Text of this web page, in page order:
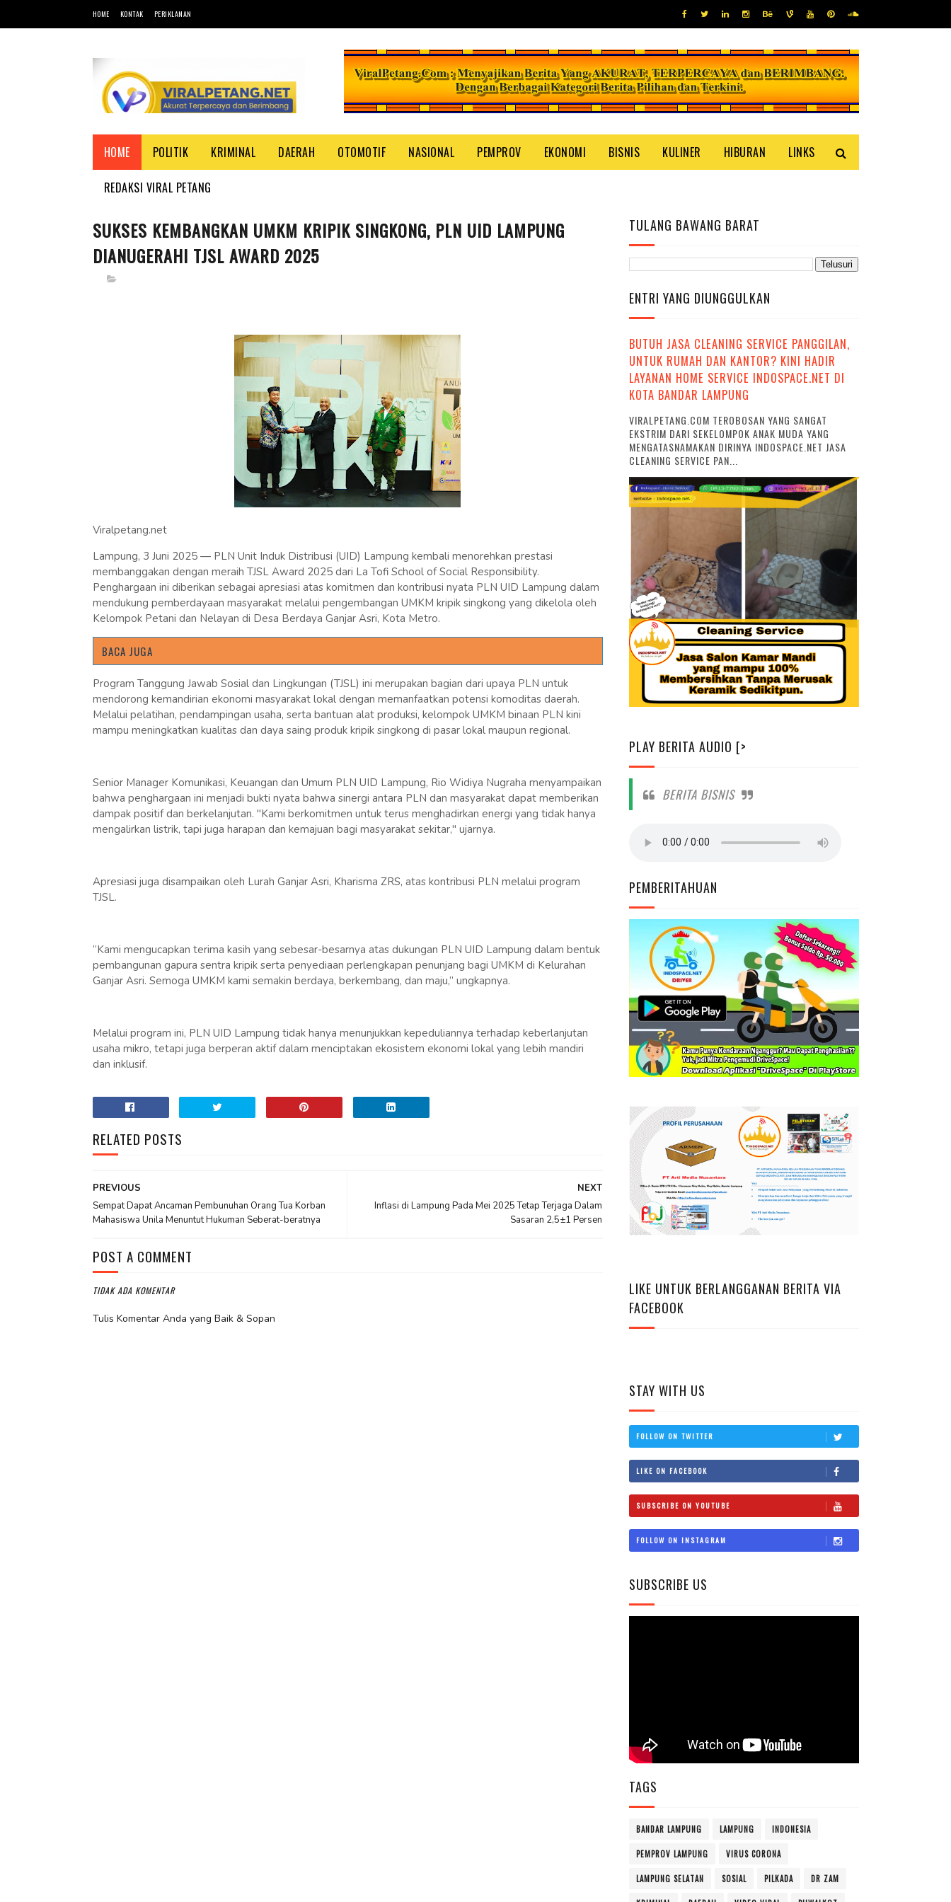
HOME KONTAK PERIKLANAN
HOME POLITIK KRIMINAL DAERAH OTOMOTIF NASIONAL PEMPROV EKONOMI BISNIS KULINER HIBURAN LINKS
REDAKSI VIRAL PETANG
SUKSES KEMBANGKAN UMKM KRIPIK SINGKONG, PLN UID LAMPUNG
DIANUGERAHI TJSL AWARD 2025
Viralpetang.net
Lampung, 3 Juni 2025 — PLN Unit Induk Distribusi (UID) Lampung kembali menorehkan prestasi
membanggakan dengan meraih TJSL Award 2025 dari La Tofi School of Social Responsibility.
Penghargaan ini diberikan sebagai apresiasi atas komitmen dan kontribusi nyata PLN UID Lampung dalam
mendukung pemberdayaan masyarakat melalui pengembangan UMKM kripik singkong yang dikelola oleh
Kelompok Petani dan Nelayan di Desa Berdaya Ganjar Asri, Kota Metro.
BACA JUGA
Program Tanggung Jawab Sosial dan Lingkungan (TJSL) ini merupakan bagian dari upaya PLN untuk
mendorong kemandirian ekonomi masyarakat lokal dengan memanfaatkan potensi komoditas daerah.
Melalui pelatihan, pendampingan usaha, serta bantuan alat produksi, kelompok UMKM binaan PLN kini
mampu meningkatkan kualitas dan daya saing produk kripik singkong di pasar lokal maupun regional.
Senior Manager Komunikasi, Keuangan dan Umum PLN UID Lampung, Rio Widiya Nugraha menyampaikan
bahwa penghargaan ini menjadi bukti nyata bahwa sinergi antara PLN dan masyarakat dapat memberikan
dampak positif dan berkelanjutan. "Kami berkomitmen untuk terus menghadirkan energi yang tidak hanya
mengalirkan listrik, tapi juga harapan dan kemajuan bagi masyarakat sekitar," ujarnya.
Apresiasi juga disampaikan oleh Lurah Ganjar Asri, Kharisma ZRS, atas kontribusi PLN melalui program
TJSL.
“Kami mengucapkan terima kasih yang sebesar-besarnya atas dukungan PLN UID Lampung dalam bentuk
pembangunan gapura sentra kripik serta penyediaan perlengkapan penunjang bagi UMKM di Kelurahan
Ganjar Asri. Semoga UMKM kami semakin berdaya, berkembang, dan maju,” ungkapnya.
Melalui program ini, PLN UID Lampung tidak hanya menunjukkan kepeduliannya terhadap keberlanjutan
usaha mikro, tetapi juga berperan aktif dalam menciptakan ekosistem ekonomi lokal yang lebih mandiri
dan inklusif.
RELATED POSTS
NEXT
Inflasi di Lampung Pada Mei 2025 Tetap Terjaga Dalam
Sasaran 2,5±1 Persen
PREVIOUS
Sempat Dapat Ancaman Pembunuhan Orang Tua Korban
Mahasiswa Unila Menuntut Hukuman Seberat-beratnya
POST A COMMENT
TIDAK ADA KOMENTAR
Tulis Komentar Anda yang Baik & Sopan
TULANG BAWANG BARAT
ENTRI YANG DIUNGGULKAN
BUTUH JASA CLEANING SERVICE PANGGILAN,
UNTUK RUMAH DAN KANTOR? KINI HADIR
LAYANAN HOME SERVICE INDOSPACE.NET DI
KOTA BANDAR LAMPUNG
VIRALPETANG.COM TEROBOSAN YANG SANGAT
EKSTRIM DARI SEKELOMPOK ANAK MUDA YANG
MENGATASNAMAKAN DIRINYA INDOSPACE.NET JASA
CLEANING SERVICE PAN...
PLAY BERITA AUDIO [>
BERITA BISNIS
PEMBERITAHUAN
LIKE UNTUK BERLANGGANAN BERITA VIA
FACEBOOK
STAY WITH US
FOLLOW ON TWITTER
LIKE ON FACEBOOK
SUBSCRIBE ON YOUTUBE
FOLLOW ON INSTAGRAM
SUBSCRIBE US
TAGS
BANDAR LAMPUNG LAMPUNG INDONESIA
PEMPROV LAMPUNG VIRUS CORONA
LAMPUNG SELATAN SOSIAL PILKADA DR ZAM